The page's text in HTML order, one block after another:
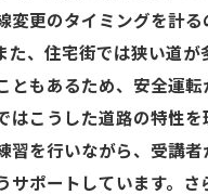
変更のタイミングを計
た、住宅街では狭い道が
ともあるため、安全運転
はこうした道路の特性
習を行いながら、受講
サポートしています。さ